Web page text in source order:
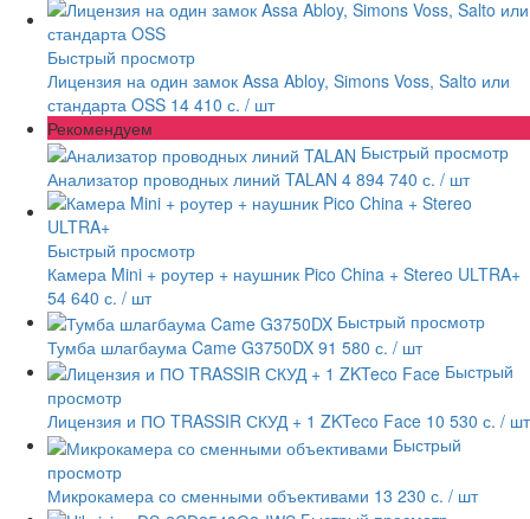
Быстрый просмотр
Лицензия на один замок Assa Abloy, Simons Voss, Salto или
стандарта OSS 14 410 с. / шт
Рекомендуем
Быстрый просмотр
Анализатор проводных линий TALAN 4 894 740 с. / шт
Быстрый просмотр
Камера Mini + роутер + наушник Pico China + Stereo ULTRA+
54 640 с. / шт
Быстрый просмотр
Тумба шлагбаума Came G3750DX 91 580 с. / шт
Быстрый
просмотр
Лицензия и ПО TRASSIR СКУД + 1 ZKTeco Face 10 530 с. / шт
Быстрый
просмотр
Микрокамера со сменными объективами 13 230 с. / шт